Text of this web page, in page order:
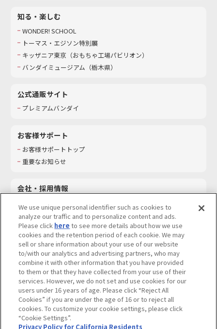
知る・楽しむ
WONDER! SCHOOL
トーマス・エジソン特別展
キッザニア東京（おもちゃ工場パビリオン）​
バンダイミュージアム（栃木県）
公式通販サイト
プレミアムバンダイ
お客様サポート
お客様サポートトップ
重要なお知らせ
会社・採用情報
採用情報
サステナビリティ
お問い合わせ
ウェブサイトご利用条件 ソーシャルメディアポリシー
個人情報及び特定個人情報等の取り扱いに関する保護方針
Do Not Sell or Share My Personal Information著作権・商標について
カスタマーハラスメントに対する基本的な対応方針
We use unique personal identifier such as cookies to
analyze our traffic and to personalize content and ads.
Please click here to see more details about how we use
cookies and the retention period of each cookie. We may
sell or share information about your use of our website
to/with our analytics and advertising partners, who may
combine it with other information that you have provided
to them or that they have collected from your use of their
services. However, we do not set and use cookies for our
users under 16 years of age. Please click “Reject All
Cookies” if you are under the age of 16 or to reject all
cookies. To customize your cookie settings, please click
“Cookie Settings”.
Privacy Policy for California Residents